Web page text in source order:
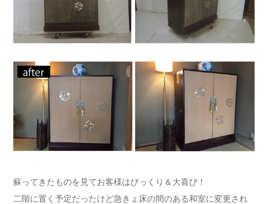
蘇ってきたものを見てお客様はびっくり＆大喜び！
二階に置く予定だったけど急きょ床の間のある和室に変更され